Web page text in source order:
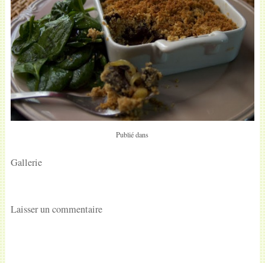
Publié dans
Gallerie
Laisser un commentaire